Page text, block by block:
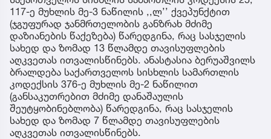
117-ე მუხლის მე-3 ნაწილის ,,ლ’’ ქვეპუნქტით
(ჯგუფურად ჯანმრთელობის განზრახ მძიმე
დაზიანების წაქეზება) წარედგინა, რაც სასჯელის
სახედ და ზომად 13 წლამდე თავისუფლების
აღკვეთას ითვალისწინებს. ანასტასია ბერუაშვილს
ბრალდება საქართველოს სისხლის სამართლის
კოდექსის 376-ე მუხლის მე-2 ნაწილით
(განსაკუთრებით მძიმე დანაშაულის
შეუტყობინებლობა) წარედგინა, რაც სასჯელის
სახედ და ზომად 7 წლამდე თავისუფლების
აღკვეთას ითვალისწინებს.